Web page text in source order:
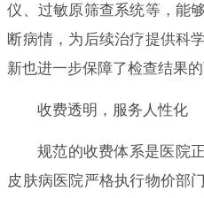
仪、过敏原筛查系统等，能
断病情，为后续治疗提供科
新也进一步保障了检查结果的
收费透明，服务人性化
规范的收费体系是医院
皮肤病医院严格执行物价部